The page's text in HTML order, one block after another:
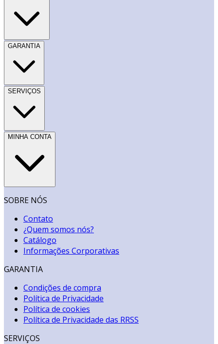
GARANTIA
SERVIÇOS
MINHA CONTA
SOBRE NÓS
Contato
¿Quem somos nós?
Catálogo
Informações Corporativas
GARANTIA
Condições de compra
Política de Privacidade
Política de cookies
Política de Privacidade das RRSS
SERVIÇOS